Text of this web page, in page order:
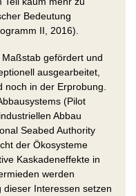
Bedeutung
II, 2016).
gefördert und
ausgearbeitet,
in der Erprobung.
(Pilot
Abbau
Seabed Authority
der Ökosysteme
Kaskadeneffekte in
werden
Interessen setzen